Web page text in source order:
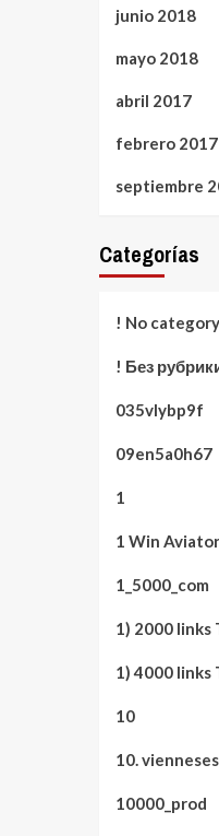
junio 2018
mayo 2018
abril 2017
febrero 2017
septiembre
Categorías
! No
! Без
035vlybp9f
09en5a0h67
1
1 Win Aviator
1_5000_com
1) 2000 links
1) 4000 links
10
10.
10000_prod